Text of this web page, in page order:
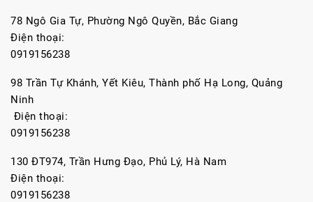
78 Ngô Gia Tự, Phường Ngô Quyền, Bắc Giang
Điện thoại:
0919156238
98 Trần Tự Khánh, Yết Kiêu, Thành phố Hạ Long, Quảng
Ninh
Điện thoại:
0919156238
130 ĐT974, Trần Hưng Đạo, Phủ Lý, Hà Nam
Điện thoại:
0919156238